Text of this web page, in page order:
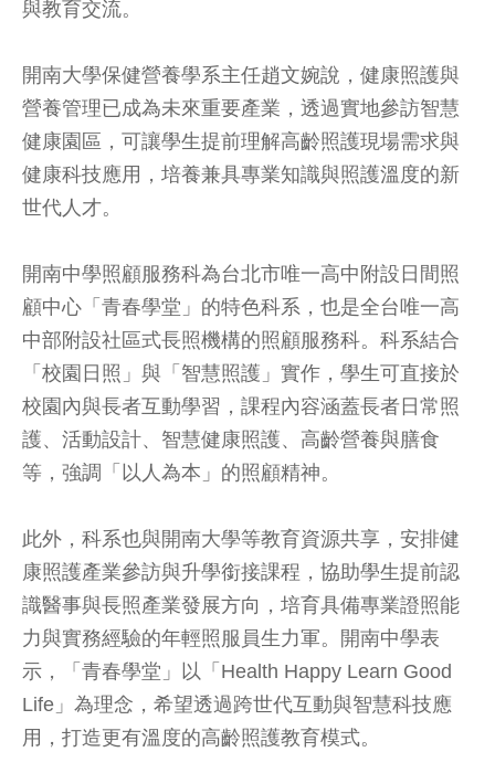
與教育交流。
開南大學保健營養學系主任趙文婉說，健康照護與
營養管理已成為未來重要產業，透過實地參訪智慧
健康園區，可讓學生提前理解高齡照護現場需求與
健康科技應用，培養兼具專業知識與照護溫度的新
世代人才。
開南中學照顧服務科為台北市唯一高中附設日間照
顧中心「青春學堂」的特色科系，也是全台唯一高
中部附設社區式長照機構的照顧服務科。科系結合
「校園日照」與「智慧照護」實作，學生可直接於
校園內與長者互動學習，課程內容涵蓋長者日常照
護、活動設計、智慧健康照護、高齡營養與膳食
等，強調「以人為本」的照顧精神。
此外，科系也與開南大學等教育資源共享，安排健
康照護產業參訪與升學銜接課程，協助學生提前認
識醫事與長照產業發展方向，培育具備專業證照能
力與實務經驗的年輕照服員生力軍。開南中學表
示，「青春學堂」以「Health Happy Learn Good
Life」為理念，希望透過跨世代互動與智慧科技應
用，打造更有溫度的高齡照護教育模式。